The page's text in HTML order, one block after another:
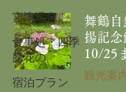
宮津温泉
食事処・四季
膳花の
宿泊プラン
舞鶴
揚記
10/25
観光案